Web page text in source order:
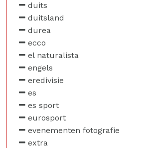
duits
duitsland
durea
ecco
el naturalista
engels
eredivisie
es
es sport
eurosport
evenementen fotografie
extra